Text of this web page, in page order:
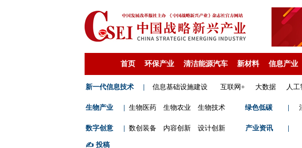
首页 环保产业 清洁能源汽车 新材料 信息产业
新一代信息技术 信息基础设施建设 互联网+ 大数据 人工
生物产业 生物医药 生物农业 生物技术 绿色低碳
数字创意 数创装备 内容创新 设计创新 产业资讯
✍️ 投稿